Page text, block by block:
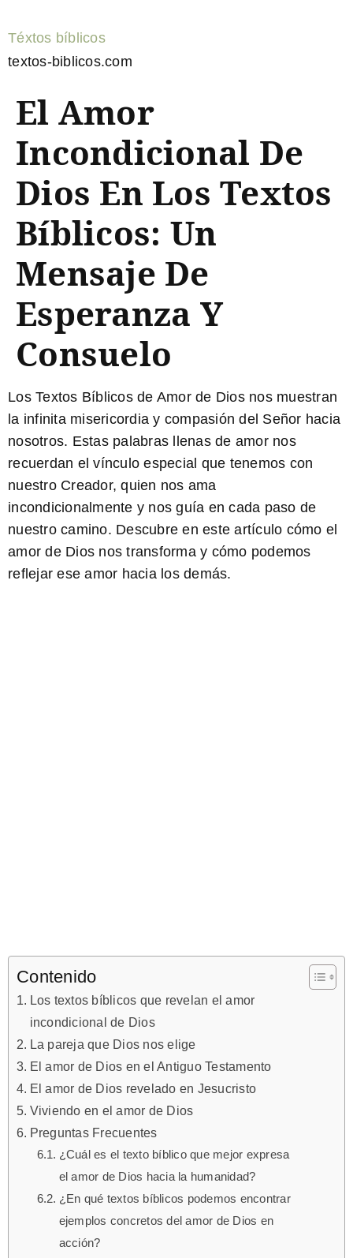
Téxtos bíblicos
textos-biblicos.com
El Amor
Incondicional De
Dios En Los Textos
Bíblicos: Un
Mensaje De
Esperanza Y
Consuelo
Los Textos Bíblicos de Amor de Diosnos muestran
la infinita misericordia y compasión del Señor hacia
nosotros. Estas palabras llenas de amor nos
recuerdan el vínculo especial que tenemos con
nuestro Creador, quien nos ama
incondicionalmente y nos guía en cada paso de
nuestro camino. Descubre en este artículo cómo el
amor de Dios nos transforma y cómo podemos
reflejar ese amor hacia los demás.
Contenido
Los textos bíblicos que revelan el amor
incondicional de Dios
La pareja que Dios nos elige
El amor de Dios en el Antiguo Testamento
El amor de Dios revelado en Jesucristo
Viviendo en el amor de Dios
Preguntas Frecuentes
¿Cuál es el texto bíblico que mejor expresa
el amor de Dios hacia la humanidad?
¿En qué textos bíblicos podemos encontrar
ejemplos concretos del amor de Dios en
acción?